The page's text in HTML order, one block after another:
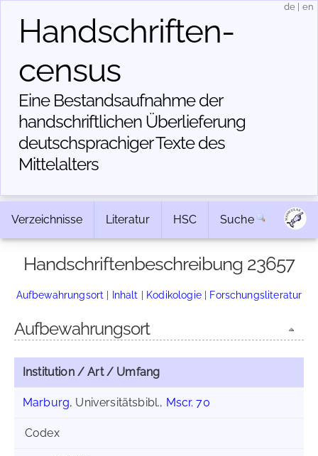
Handschriften­
census
Eine Bestandsaufnahme der
handschriftlichen Über­lieferung
deutschsprachiger Texte des
Mittelalters
de en
Verzeichnisse Literatur HSC Suche
Handschriftenbeschreibung 23657
Aufbewahrungsort | Inhalt | Kodikologie| Forschungsliteratur
Aufbewahrungsort
Institution / Art / Umfang
Marburg, Universitätsbibl., Mscr. 70
Codex